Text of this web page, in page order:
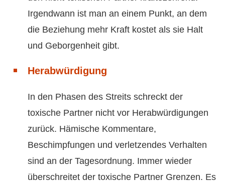
Irgendwann ist man an einem Punkt, an dem
die Beziehung mehr Kraft kostet als sie Halt
und Geborgenheit gibt.
Herabwürdigung
In den Phasen des Streits schreckt der
toxische Partner nicht vor Herabwürdigungen
zurück. Hämische Kommentare,
Beschimpfungen und verletzendes Verhalten
sind an der Tagesordnung. Immer wieder
überschreitet der toxische Partner Grenzen. Es